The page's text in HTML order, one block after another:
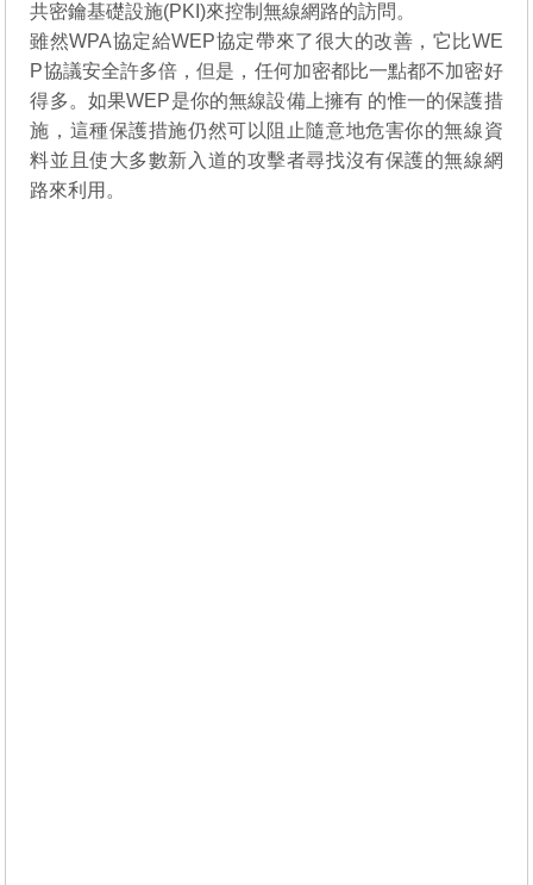
共密鑰基礎設施(PKI)來控制無線網路的訪問。
雖然WPA協定給WEP協定帶來了很大的改善，它比WE
P協議安全許多倍，但是，任何加密都比一點都不加密好
得多。如果WEP是你的無線設備上擁有 的惟一的保護措
施，這種保護措施仍然可以阻止隨意地危害你的無線資
料並且使大多數新入道的攻擊者尋找沒有保護的無線網
路來利用。